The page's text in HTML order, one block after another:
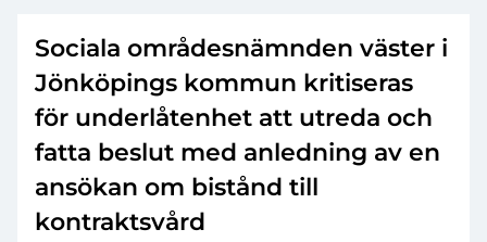
Sociala områdesnämnden väster i
Jönköpings kommun kritiseras
för underlåtenhet att utreda och
fatta beslut med anledning av en
ansökan om bistånd till
kontraktsvård